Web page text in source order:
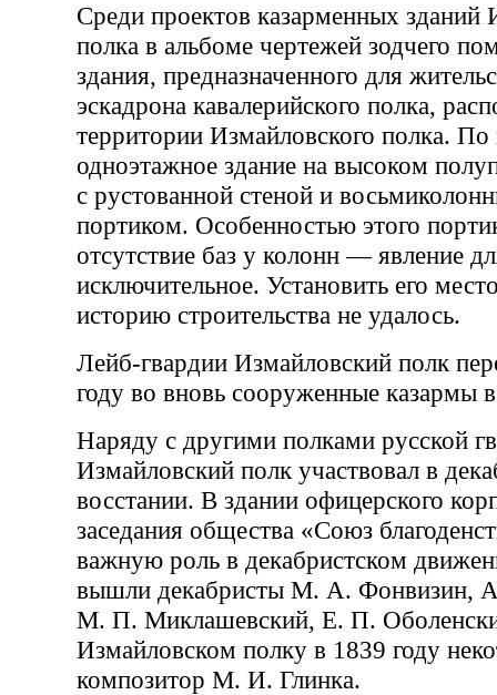
Среди проектов казарменных зданий
полка в альбоме чертежей зодчего
здания, предназначенного для
эскадрона кавалерийского полка,
территории Измайловского полка. По
одноэтажное здание на высоком
с рустованной стеной и
портиком. Особенностью этого
отсутствие баз у колонн — явление
исключительное. Установить его
историю строительства не удалось.
Лейб-гвардии Измайловский полк
году во вновь сооруженные казармы
Наряду с другими полками русской
Измайловский полк участвовал в
восстании. В здании офицерского
заседания общества «Союз
важную роль в декабристском
вышли декабристы М. А. Фонвизин,
М. П. Миклашевский, Е. П.
Измайловском полку в 1839 году
композитор М. И. Глинка.